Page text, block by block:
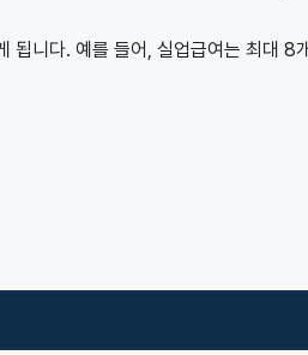
됩니다. 예를 들어, 실업급여는 최대 8